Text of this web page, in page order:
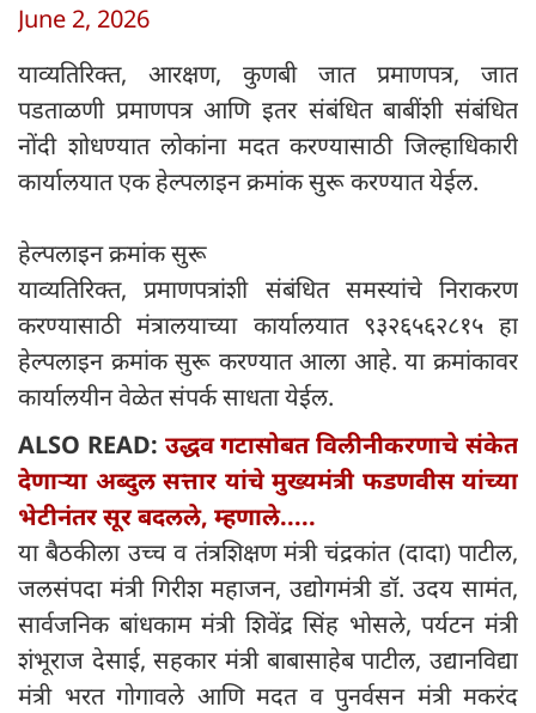
June 2, 2026
याव्यतिरिक्त, आरक्षण, कुणबी जात प्रमाणपत्र, जात
पडताळणी प्रमाणपत्र आणि इतर संबंधित बाबींशी संबंधित
नोंदी शोधण्यात लोकांना मदत करण्यासाठी जिल्हाधिकारी
कार्यालयात एक हेल्पलाइन क्रमांक सुरू करण्यात येईल.
हेल्पलाइन क्रमांक सुरू
याव्यतिरिक्त, प्रमाणपत्रांशी संबंधित समस्यांचे निराकरण
करण्यासाठी मंत्रालयाच्या कार्यालयात ९३२६५६२८१५ हा
हेल्पलाइन क्रमांक सुरू करण्यात आला आहे. या क्रमांकावर
कार्यालयीन वेळेत संपर्क साधता येईल.
ALSO READ: उद्धव गटासोबत विलीनीकरणाचे संकेत
देणाऱ्या अब्दुल सत्तार यांचे मुख्यमंत्री फडणवीस यांच्या
भेटीनंतर सूर बदलले, म्हणाले.....
या बैठकीला उच्च व तंत्रशिक्षण मंत्री चंद्रकांत (दादा) पाटील,
जलसंपदा मंत्री गिरीश महाजन, उद्योगमंत्री डॉ. उदय सामंत,
सार्वजनिक बांधकाम मंत्री शिवेंद्र सिंह भोसले, पर्यटन मंत्री
शंभूराज देसाई, सहकार मंत्री बाबासाहेब पाटील, उद्यानविद्या
मंत्री भरत गोगावले आणि मदत व पुनर्वसन मंत्री मकरंद